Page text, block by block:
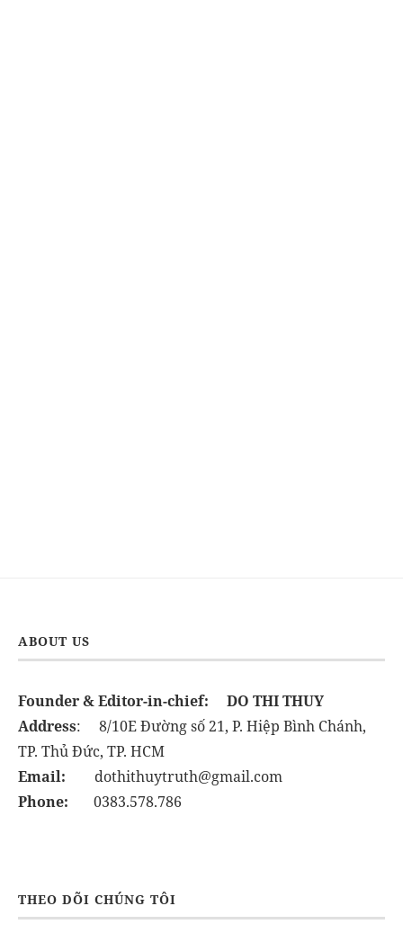
ABOUT US
Founder & Editor-in-chief:
DO THI THUY
Address: 8/10E Đường số 21, P. Hiệp Bình Chánh,
TP. Thủ Đức, TP. HCM
Email: dothithuytruth@gmail.com
Phone: 0383.578.786
THEO DÕI CHÚNG TÔI